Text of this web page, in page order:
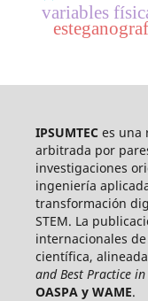
variables
IPSUMTECes una
arbitrada por
investigaciones
ingeniería
transformación
STEM. La
internacionales
científica,
and Best Practice
OASPA y WAME.